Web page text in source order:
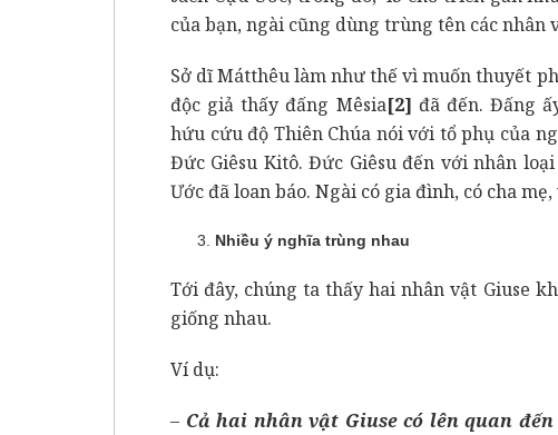
của bạn, ngài cũng dùng trùng tên các nhân
Sở dĩ Mátthêu làm như thế vì muốn thuyết
độc giả thấy đấng Mêsia[2] đã đến. Đấng
hứu cứu độ Thiên Chúa nói với tổ phụ của
Đức Giêsu Kitô. Đức Giêsu đến với nhân
Ước đã loan báo. Ngài có gia đình, có cha
Nhiều ý nghĩa trùng nhau
Tới đây, chúng ta thấy hai nhân vật Giuse
giống nhau.
Ví dụ:
– Cả hai nhân vật Giuse có lên quan